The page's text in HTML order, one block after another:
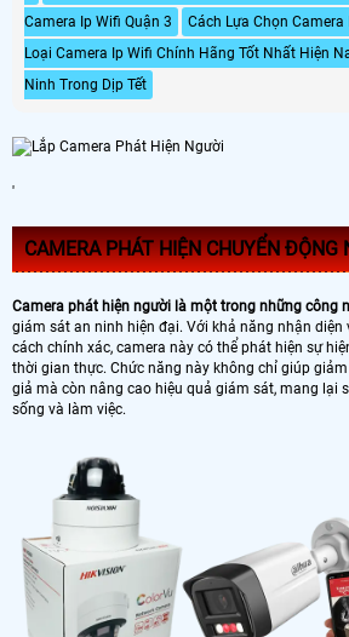
Camera Ip Wifi Quận 3
Cách Lựa Chọn Camera
Loại Camera Ip Wifi Chính Hãng Tốt Nhất Hiện
Ninh Trong Dịp Tết
'
CAMERA PHÁT HIỆN CHUYỂN ĐỘNG
Camera phát hiện người là một trong những công
giám sát an ninh hiện đại. Với khả năng nhận
cách chính xác, camera này có thể phát hiện sự
thời gian thực. Chức năng này không chỉ giúp
giả mà còn nâng cao hiệu quả giám sát, mang lại
sống và làm việc.